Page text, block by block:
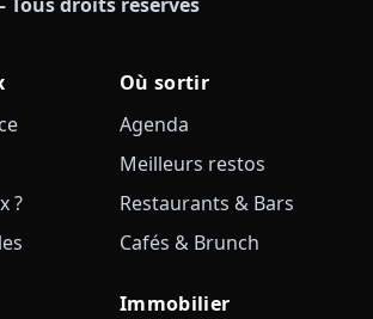
?
Où sortir
Agenda
Meilleurs restos
Restaurants & Bars
Cafés & Brunch
Immobilier